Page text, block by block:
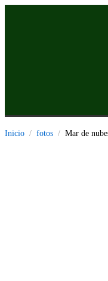
Inicio fotos Mar de